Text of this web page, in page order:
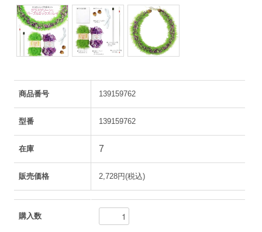
商品番号 139159762
型番 139159762
在庫 7
販売価格 2,728円(税込)
購入数